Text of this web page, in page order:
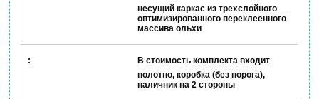
несущий каркас из трехслойного
оптимизированного переклеенного
массива ольхи
В стоимость комплекта входит
полотно, коробка (без порога),
наличник на 2 стороны